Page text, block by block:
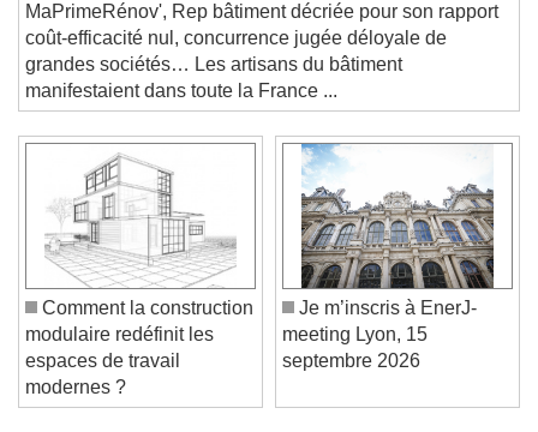
MaPrimeRénov', Rep bâtiment décriée pour son rapport
coût-efficacité nul, concurrence jugée déloyale de
grandes sociétés… Les artisans du bâtiment
manifestaient dans toute la France ...
Comment la construction
modulaire redéfinit les
espaces de travail
modernes ?
Je m’inscris à EnerJ-
meeting Lyon, 15
septembre 2026